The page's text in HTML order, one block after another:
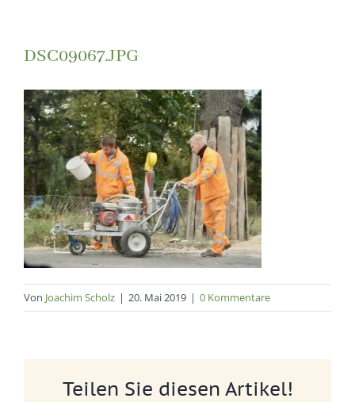
DSC09067.JPG
Von Joachim Scholz | 20. Mai 2019 | 0 Kommentare
Teilen Sie diesen Artikel!